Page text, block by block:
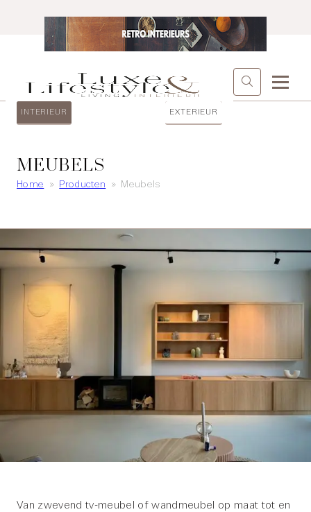
INTERIEUR EXTERIEUR
MEUBELS
Home » Producten » Meubels
Van zwevend tv-meubel of wandmeubel op maat tot en